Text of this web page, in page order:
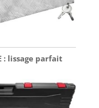
: lissage parfait